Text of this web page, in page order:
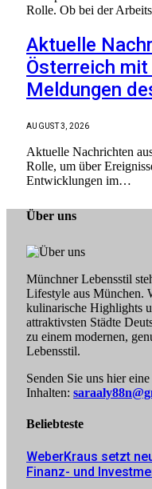
Rolle. Ob bei der
Aktuelle
Österreich
Meldungen
AUGUST 3, 2026
Aktuelle Nachrichten
Rolle, um über
Entwicklungen im…
Über uns
Münchner Lebensstil
Lifestyle aus München.
kulinarische Highlights
attraktivsten Städte
zu einem modernen,
Lebensstil.
Senden Sie uns hier
Inhalten:
Beliebteste
WeberKraus setzt
Finanz- und